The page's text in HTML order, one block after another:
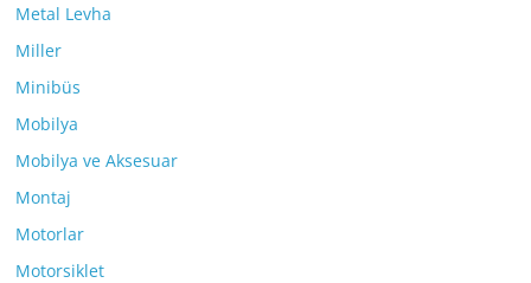
Metal Levha
Miller
Minibüs
Mobilya
Mobilya ve Aksesuar
Montaj
Motorlar
Motorsiklet